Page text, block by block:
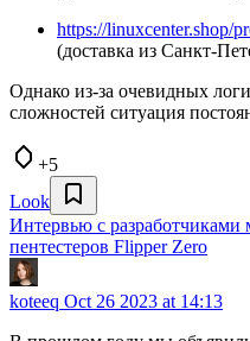
https://linuxcenter.shop/
(доставка из Санкт-
Однако из-за очевидных
сложностей ситуация
+5
Look
Интервью с разработчиками
пентестеров Flipper Zero
koteeq Oct 26 2023 at 14:13